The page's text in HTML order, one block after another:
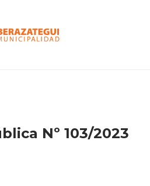
Nº 103/2023